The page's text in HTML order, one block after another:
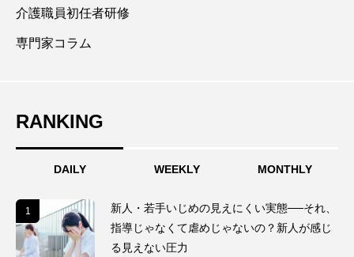
トボールと広島カープの応援。
介護職員初任者研修
専門家コラム
RANKING
DAILY WEEKLY MONTHLY
1
新人・若手いじめの見えにくい実態──それ、
指導じゃなくて虐めじゃないの？新人が感じ
る見えない圧力